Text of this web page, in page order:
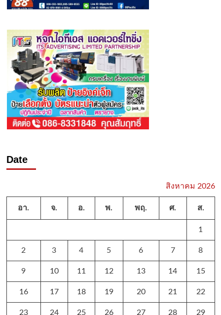
Date
สิงหาคม 2026
อา. จ. อ. พ. พฤ. ศ. ส.
1
2 3 4 5 6 7 8
9 10 11 12 13 14 15
16 17 18 19 20 21 22
23 24 25 26 27 28 29